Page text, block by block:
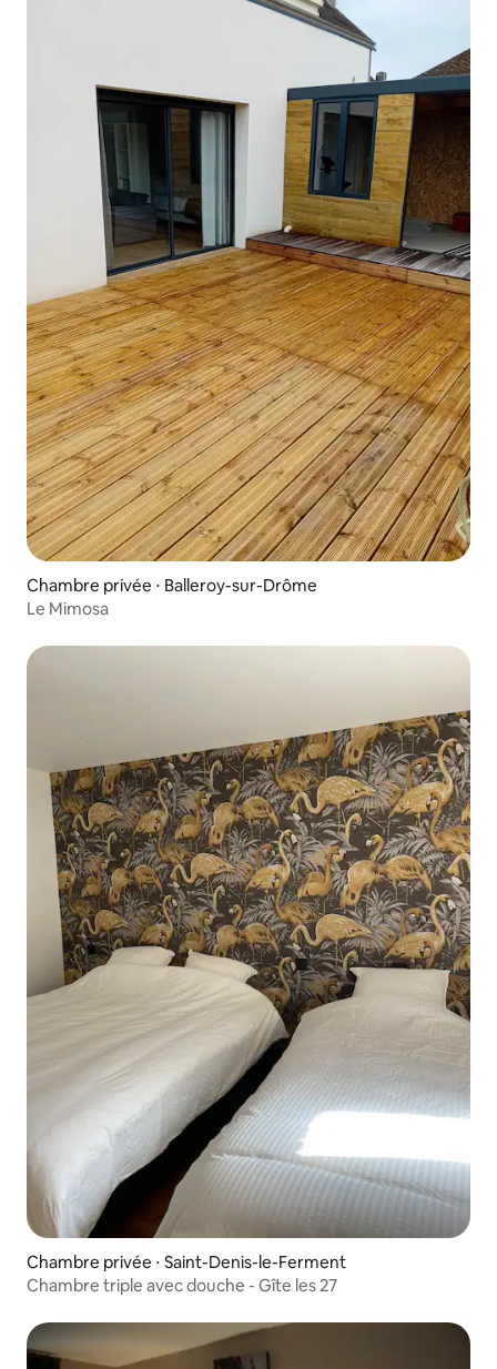
Chambre privée ⋅ Balleroy-sur-Drôme
Le Mimosa
Chambre privée ⋅ Saint-Denis-le-Ferment
Chambre triple avec douche - Gîte les 27